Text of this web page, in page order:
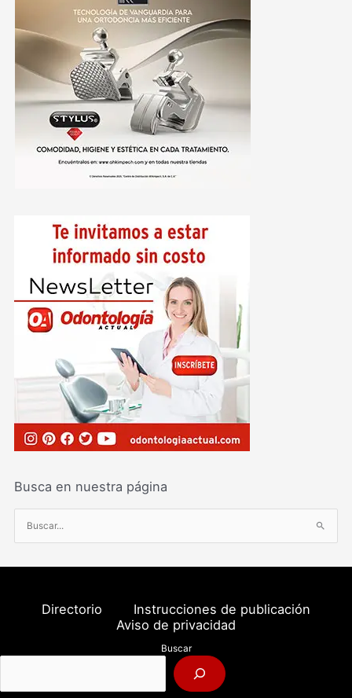
Busca en nuestra página
u
s
o
:
Directorio
Instrucciones de publicación
Aviso de privacidad
Buscar